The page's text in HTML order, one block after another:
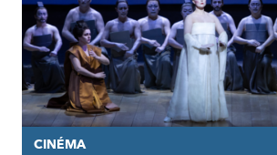
CINÉMA